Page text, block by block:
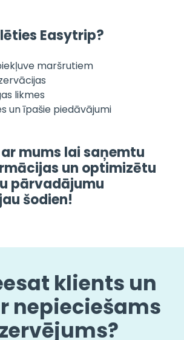
Easytrip?
maršrutiem
likmes
un īpašie piedāvājumi
mums lai saņemtu
un optimizētu
pārvadājumu
šodien!
klients un
nepieciešams